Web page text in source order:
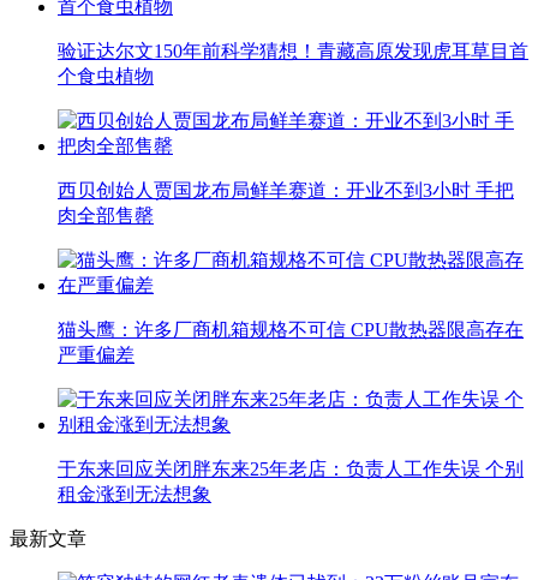
验证达尔文150年前科学猜想！青藏高原发现虎耳草目首
个食虫植物
西贝创始人贾国龙布局鲜羊赛道：开业不到3小时 手把
肉全部售罄
猫头鹰：许多厂商机箱规格不可信 CPU散热器限高存在
严重偏差
于东来回应关闭胖东来25年老店：负责人工作失误 个别
租金涨到无法想象
最新文章